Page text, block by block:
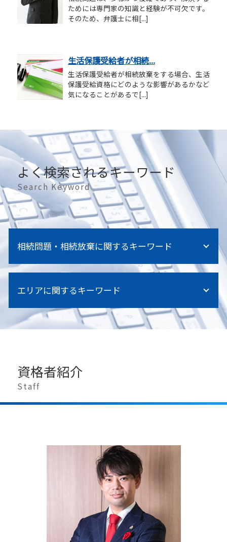
ためには専門家の知識と経験が不可欠です。
そのため、弁護士に相[...]
生活保護受給者が相続...
生活保護受給者が相続放棄をする場合、生活
保護受給資格にどのような影響があるかなど
気になることがあるで[...]
よく検索されるキーワード
Search Keyword
相続問題・相続放棄に関するキーワード
相続手続き 期限
特別受益 持ち戻し
相続手続き
遺留分 計算
相続開始日とは
遺言執行者 権限
相続問題
遺産 使い込み
相続関係説明図 書き方
遺留分権利者 とは
エリアに関するキーワード
江東区 相続 弁護士
中央区 離婚問題 弁護士
江東区 医療過誤 弁護士
東京都 労働問題 弁護士
埼玉県 相続 弁護士
豊島区 医療過誤 弁護士
千葉県 離婚問題 弁護士
埼玉県 医療過誤 弁護士
神奈川県 相続 弁護士
目黒区 相続 弁護士
埼玉県 労働問題 弁護士
資格者紹介
Staff